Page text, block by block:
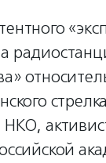
стрелка
НКО,